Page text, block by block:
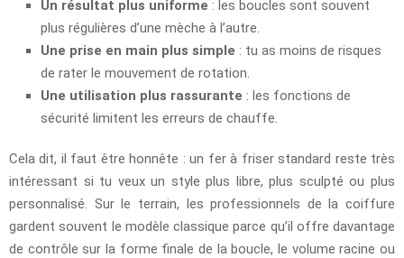
Un résultat plus uniforme : les boucles sont souvent
plus régulières d’une mèche à l’autre.
Une prise en main plus simple : tu as moins de risques
de rater le mouvement de rotation.
Une utilisation plus rassurante : les fonctions de
sécurité limitent les erreurs de chauffe.
Cela dit, il faut être honnête : un fer à friser standard reste très
intéressant si tu veux un style plus libre, plus sculpté ou plus
personnalisé. Sur le terrain, les professionnels de la coiffure
gardent souvent le modèle classique parce qu’il offre davantage
de contrôle sur la forme finale de la boucle, le volume racine ou